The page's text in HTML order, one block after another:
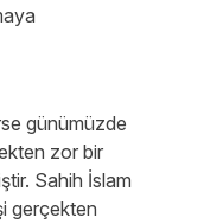
günümüzde
zor bir
Sahih İslam
gerçekten